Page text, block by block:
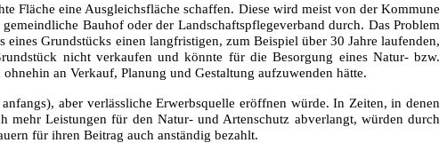
Fläche eine Ausgleichsfläche schaffen. Diese wird meist von der Kommune
Bauhof oder der Landschaftspflegeverband durch. Das Problem
Grundstücks einen langfristigen, zum Beispiel über 30 Jahre laufenden,
nicht verkaufen und könnte für die Besorgung eines Natur- bzw.
an Verkauf, Planung und Gestaltung aufzuwenden hätte.
aber verlässliche Erwerbsquelle eröffnen würde. In Zeiten, in denen
mehr Leistungen für den Natur- und Artenschutz abverlangt, würden durch
für ihren Beitrag auch anständig bezahlt.